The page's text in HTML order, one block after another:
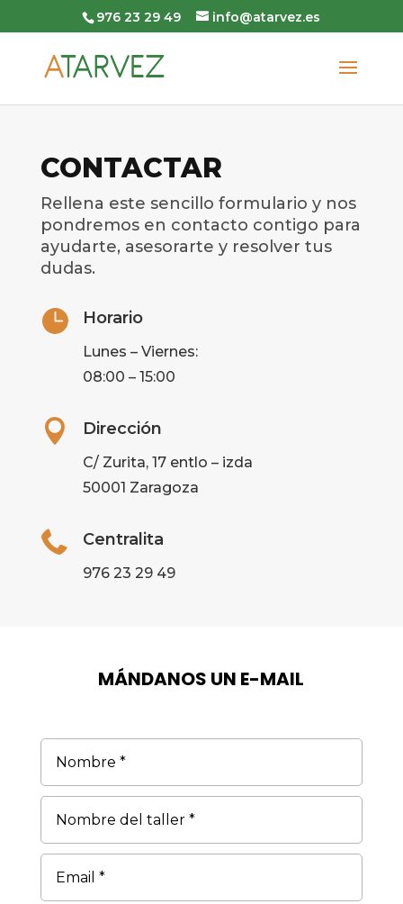
976 23 29 49 info@atarvez.es
CONTACTAR
Rellena este sencillo formulario y nos
pondremos en contacto contigo para
ayudarte, asesorarte y resolver tus
dudas.
 Horario
Lunes – Viernes:
08:00 – 15:00
 Dirección
C/ Zurita, 17 entlo – izda
50001 Zaragoza
 Centralita
976 23 29 49
MÁNDANOS UN E-MAIL